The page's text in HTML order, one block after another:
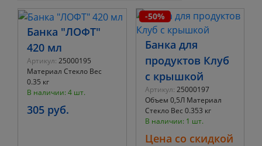
Банка "ЛОФТ"
420 мл
Артикул: 25000195
Материал Стекло Вес
0.35 кг
В наличии: 4 шт.
305 руб.
-50%
Банка для
продуктов Клуб
с крышкой
Артикул: 25000197
Объем 0,5Л Материал
Стекло Вес 0.353 кг
В наличии: 1 шт.
Цена со скидкой